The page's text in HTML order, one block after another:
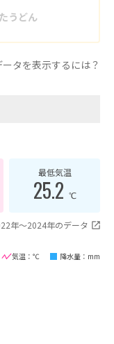
うどん
タを表示するには？
最低気温
25.2 ℃
年〜2024年のデータ
気温：℃ 降水量：mm